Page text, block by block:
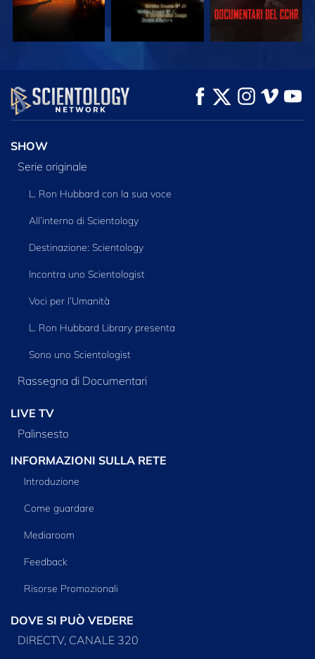
GUARDA
ESPLORA LE
SERIE
SHOW
Serie originale
L. Ron Hubbard con la sua voce
All’interno di Scientology
Destinazione: Scientology
Incontra uno Scientologist
Voci per l’Umanità
L. Ron Hubbard Library presenta
Sono uno Scientologist
Rassegna di Documentari
LIVE TV
Palinsesto
INFORMAZIONI SULLA RETE
Introduzione
Come guardare
Mediaroom
Feedback
Risorse Promozionali
DOVE SI PUÒ VEDERE
DIRECTV, CANALE 320